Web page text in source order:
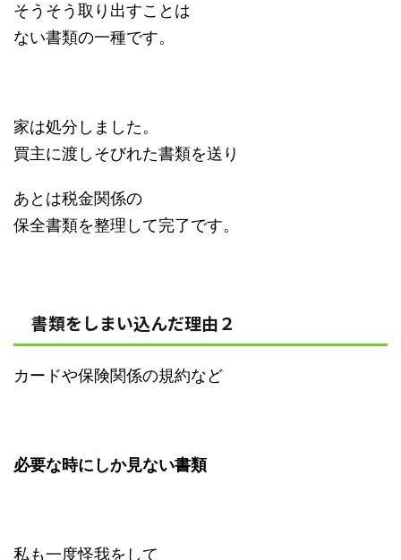
そうそう取り出すことは
ない書類の一種です。
家は処分しました。
買主に渡しそびれた書類を送り
あとは税金関係の
保全書類を整理して完了です。
書類をしまい込んだ理由２
カードや保険関係の規約など
必要な時にしか見ない書類
私も一度怪我をして